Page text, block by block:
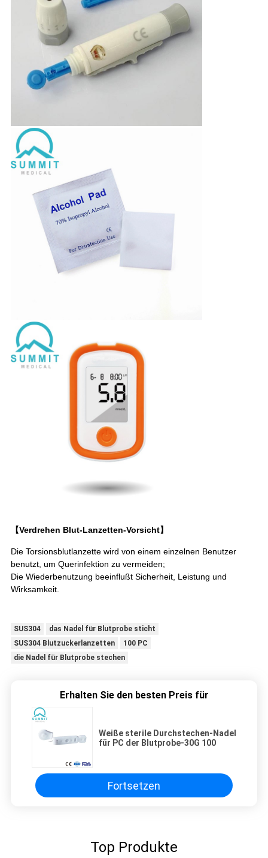
【Verdrehen Blut-Lanzetten-Vorsicht】
Die Torsionsblutlanzette wird von einem einzelnen Benutzer
benutzt, um Querinfektion zu vermeiden;
Die Wiederbenutzung beeinflußt Sicherheit, Leistung und
Wirksamkeit.
SUS304
das Nadel für Blutprobe sticht
SUS304 Blutzuckerlanzetten
100 PC
die Nadel für Blutprobe stechen
Erhalten Sie den besten Preis für
Weiße sterile Durchstechen-Nadel
für PC der Blutprobe-30G 100
Fortsetzen
Top Produkte